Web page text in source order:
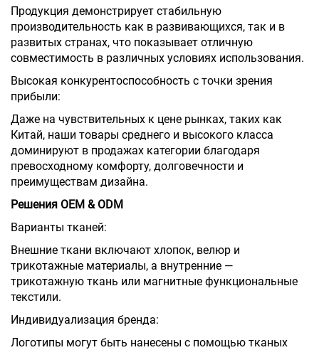
Продукция демонстрирует стабильную
производительность как в развивающихся, так и в
развитых странах, что показывает отличную
совместимость в различных условиях использования.
Высокая конкурентоспособность с точки зрения
прибыли:
Даже на чувствительных к цене рынках, таких как
Китай, наши товары среднего и высокого класса
доминируют в продажах категории благодаря
превосходному комфорту, долговечности и
преимуществам дизайна.
Решения OEM & ODM
Варианты тканей:
Внешние ткани включают хлопок, велюр и
трикотажные материалы, а внутренние —
трикотажную ткань или магнитные функциональные
текстили.
Индивидуализация бренда:
Логотипы могут быть нанесены с помощью тканых